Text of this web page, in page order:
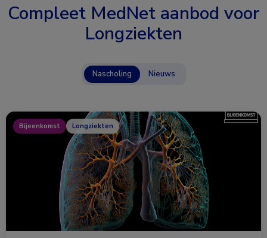
Compleet MedNet aanbod voor
Longziekten
Nascholing Nieuws
Bijeenkomst Longziekten